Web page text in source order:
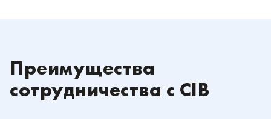
Преимущества
сотрудничества с CIB